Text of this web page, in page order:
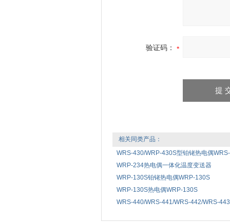
验证码：
相关同类产品：
WRS-430/WRP-430S型铂铑热电偶
WRP-234热电偶一体化温度变送器
WRP-130S铂铑热电偶WRP-130S
WRP-130S热电偶WRP-130S
WRS-440/WRS-441/WRS-442/WRS-